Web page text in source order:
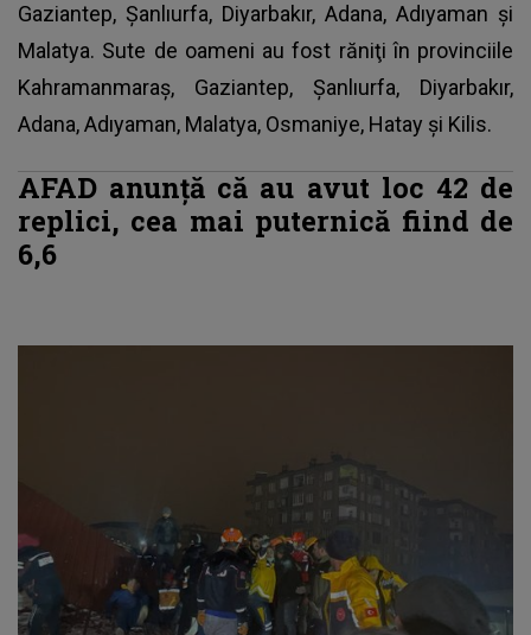
Gaziantep, Şanlıurfa, Diyarbakır, Adana, Adıyaman şi
Malatya. Sute de oameni au fost răniţi în provinciile
Kahramanmaraş, Gaziantep, Şanlıurfa, Diyarbakır,
Adana, Adıyaman, Malatya, Osmaniye, Hatay şi Kilis.
AFAD anunţă că au avut loc 42 de
replici, cea mai puternică fiind de
6,6